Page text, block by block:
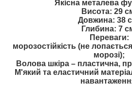
Якісна металева
Висота: 29
Довжина: 38
Глибина: 7
Переваги:
морозостійкість (не
морозі);
Волова шкіра – пластична,
М'який та еластичний